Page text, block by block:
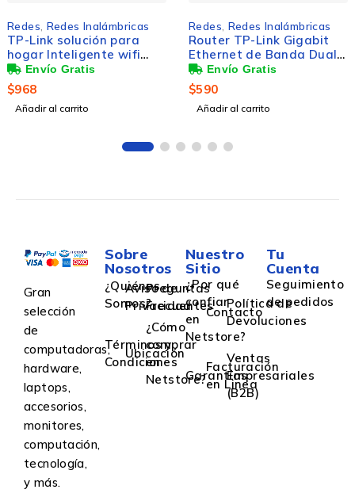
Redes,Redes Inalámbricas
Router TP-Link Gigabit
Ethernet de Banda Dual
MU-MIMO AC1200
ARCHER C6, Inalámbrico,
867Mbit/s, 5x RJ-45,
2.4/5GHz, 4 Antenas
$
Añadir al carrito
Switch Intellinet
Ethernet 530378, 5
Puertos
10/100/1000Mbps,
Entradas - No
Administrable
$
Gran
selección
de
computadoras,
hardware,
laptops,
accesorios,
monitores,
computación,
tecnología,
y más.
Sobre
Nosotros
¿Quiénes
Somos?
Aviso de
Privacidad
Preguntas
Frecuentes
Términos y
Condiciones
Ubicación
¿Cómo
comprar
en
Netstore?
Nuestro
Sitio
¿Por qué
confiar
en
Netstore?
Contacto
Política de
Devoluciones
Garantías
Facturación
en Linea
Ventas
Empresariales
(B2B)
Tu
Cuenta
Seguimiento
de pedidos